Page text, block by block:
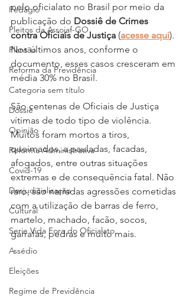
Pedágio
Pleitos da Assojaf-GO
Plantão
Reforma da Previdência
Categoria sem título
Dossiê
Opinião
Reforma Administrativa
Covid-19
Desjudicialização
Cultural
Serie Vida Fora do Oficialato
Assédio
Eleições
Regime de Previdência
pelo oficialato no Brasil por meio da
publicação do Dossiê de Crimes
contra Oficiais de Justiça (acesse aqui).
Nos últimos anos, conforme o
documento, esses casos cresceram em
média 30% no Brasil.
São centenas de Oficiais de Justiça
vítimas de todo tipo de violência.
Muitos foram mortos a tiros,
queimados, a pauladas, facadas,
afogados, entre outras situações
extremas e de consequência fatal. Não
raro, são narradas agressões cometidas
com a utilização de barras de ferro,
martelo, machado, facão, socos,
garrafas, pedras e muito mais.